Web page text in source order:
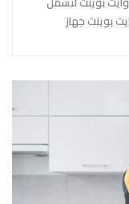
بوينت جهاز